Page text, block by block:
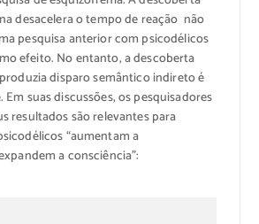
desacelera o tempo de reação não
pesquisa anterior com psicodélicos
efeito. No entanto, a descoberta
disparo semântico indireto é
suas discussões, os pesquisadores
resultados são relevantes para
“aumentam a
a consciência”: